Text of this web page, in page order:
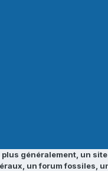
généralement, un
un forum fossiles,